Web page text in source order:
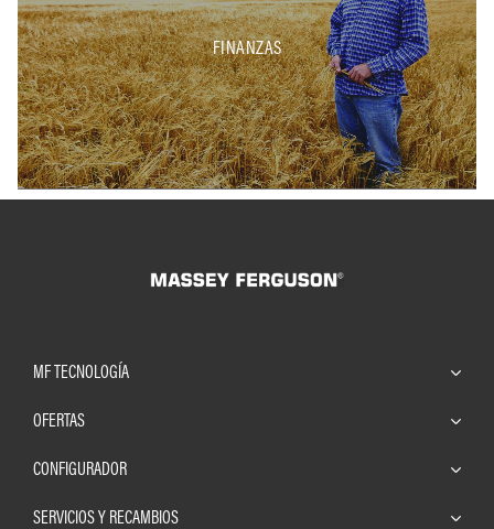
FINANZAS
MF TECNOLOGÍA
OFERTAS
CONFIGURADOR
SERVICIOS Y RECAMBIOS